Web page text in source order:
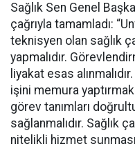
Sağlık Sen Genel
çağrıyla tamamladı:
teknisyen olan sağlık
yapmalıdır.
liyakat esas
işini memura
görev tanımları
sağlanmalıdır. Sağlık
nitelikli hizmet